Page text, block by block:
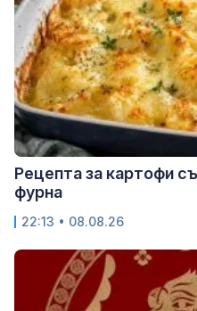
Рецепта за картофи
фурна
22:13 • 08.08.26